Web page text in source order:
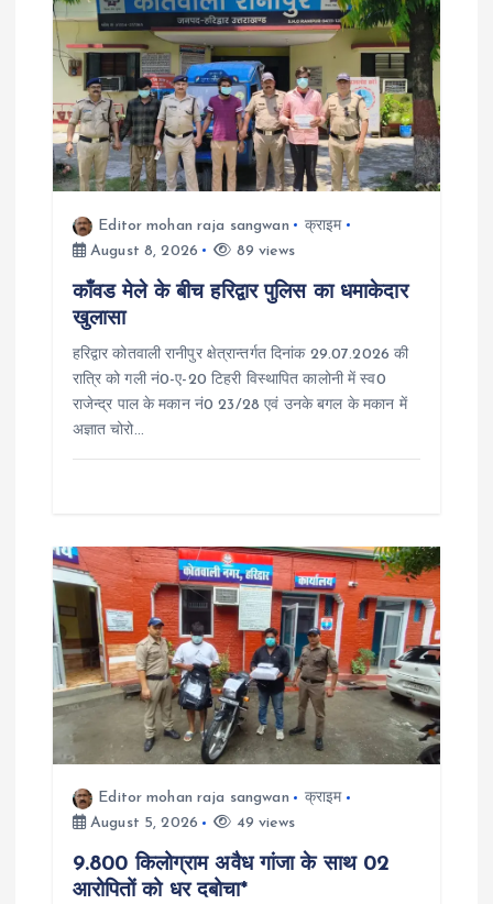
g
a
Editor mohan raja sangwan
क्राइम
August 8, 2026
89 views
काँवड मेले के बीच हरिद्वार पुलिस का धमाकेदार
खुलासा
हरिद्वार कोतवाली रानीपुर क्षेत्रान्तर्गत दिनांक 29.07.2026 की
रात्रि को गली नं0-ए-20 टिहरी विस्थापित कालोनी में स्व0
राजेन्द्र पाल के मकान नं0 23/28 एवं उनके बगल के मकान में
अज्ञात चोरो…
Editor mohan raja sangwan
क्राइम
August 5, 2026
49 views
9.800 किलोग्राम अवैध गांजा के साथ 02
आरोपितों को धर दबोचा*